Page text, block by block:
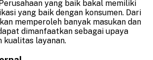
yang baik bakal memiliki
yang baik dengan konsumen. Dari
memperoleh banyak masukan dan
dimanfaatkan sebagai upaya
kualitas layanan.